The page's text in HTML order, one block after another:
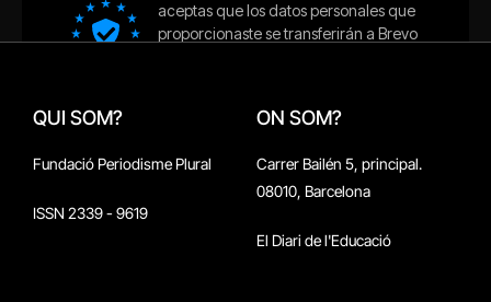
QUI SOM?
Fundació Periodisme Plural
ISSN 2339 - 9619
ON SOM?
Carrer Bailén 5, principal.
08010, Barcelona
El Diari de l'Educació